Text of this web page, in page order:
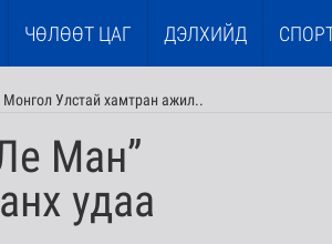
ЧӨЛӨӨТ ЦАГ ДЭЛХИЙД
Монгол Улстай хамтран ажил..
Ман”
удаа